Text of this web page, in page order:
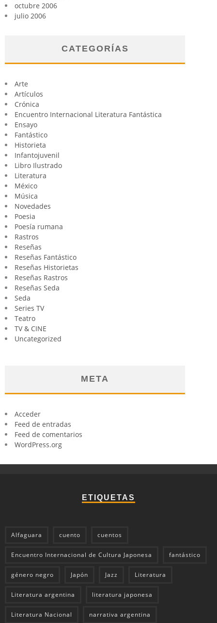
octubre 2006
julio 2006
CATEGORÍAS
Arte
Artículos
Crónica
Encuentro Internacional Literatura Fantástica
Ensayo
Fantástico
Historieta
Infantojuvenil
Libro Ilustrado
Literatura
México
Música
Novedades
Poesia
Poesía rumana
Rastros
Reseñas
Reseñas Fantástico
Reseñas Historietas
Reseñas Rastros
Reseñas Seda
Seda
Series TV
Teatro
TV & CINE
Uncategorized
META
Acceder
Feed de entradas
Feed de comentarios
WordPress.org
ETIQUETAS
Alfaguara cuento cuentos
Encuentro Internacional de Cultura Japonesa fantástico
género negro Japón Jazz Literatura
Literatura argentina literatura japonesa
Literatura Nacional narrativa argentina